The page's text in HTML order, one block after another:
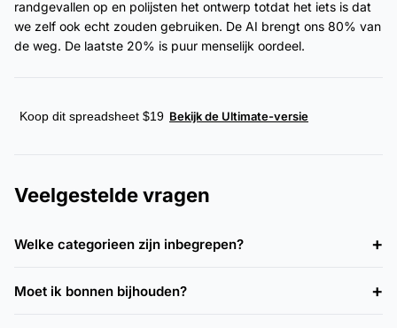
randgevallen op en polijsten het ontwerp totdat het iets is dat
we zelf ook echt zouden gebruiken. De AI brengt ons 80% van
de weg. De laatste 20% is puur menselijk oordeel.
Koop dit spreadsheet $19 Bekijk de Ultimate-versie
Veelgestelde vragen
Welke categorieen zijn inbegrepen?
Moet ik bonnen bijhouden?